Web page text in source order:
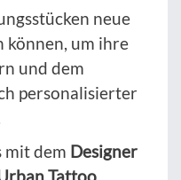
neue
können, um ihre
und dem
personalisierter
mit dem Designer
Tattoo